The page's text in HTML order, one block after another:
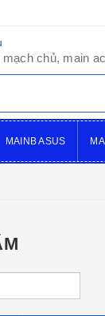
chủ, main
MAINB ASUS